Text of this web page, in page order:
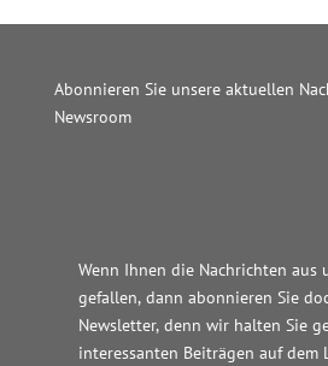
Abonnieren Sie unsere aktuellen
Newsroom
Wenn Ihnen die Nachrichten aus
gefallen, dann abonnieren Sie
Newsletter, denn wir halten Sie
interessanten Beiträgen auf dem